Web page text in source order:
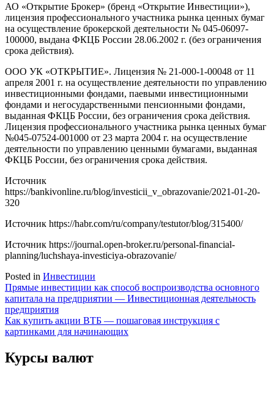
АО «Открытие Брокер» (бренд «Открытие Инвестиции»),
лицензия профессионального участника рынка ценных бумаг
на осуществление брокерской деятельности № 045-06097-
100000, выдана ФКЦБ России 28.06.2002 г. (без ограничения
срока действия).
ООО УК «ОТКРЫТИЕ». Лицензия № 21-000-1-00048 от 11
апреля 2001 г. на осуществление деятельности по управлению
инвестиционными фондами, паевыми инвестиционными
фондами и негосударственными пенсионными фондами,
выданная ФКЦБ России, без ограничения срока действия.
Лицензия профессионального участника рынка ценных бумаг
№045-07524-001000 от 23 марта 2004 г. на осуществление
деятельности по управлению ценными бумагами, выданная
ФКЦБ России, без ограничения срока действия.
Источник
https://bankivonline.ru/blog/investicii_v_obrazovanie/2021-01-20-
320
Источник https://habr.com/ru/company/testutor/blog/315400/
Источник https://journal.open-broker.ru/personal-financial-
planning/luchshaya-investiciya-obrazovanie/
Posted in Инвестиции
Навигация
по
записям
Прямые инвестиции как способ воспроизводства основного
капитала на предприятии — Инвестиционная деятельность
предприятия
Как купить акции ВТБ — пошаговая инструкция с
картинками для начинающих
Курсы валют